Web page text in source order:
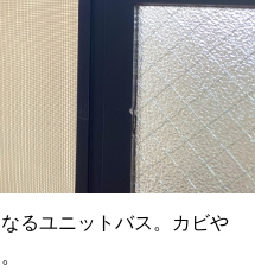
るユニットバス。カビや